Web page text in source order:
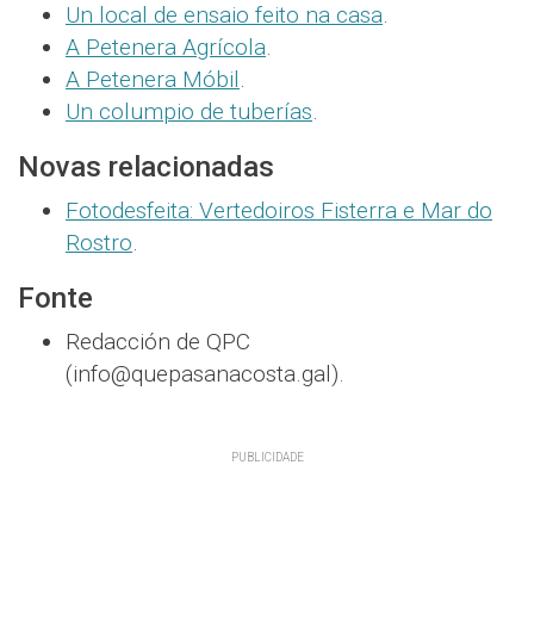
Un local de ensaio feito na casa.
A Petenera Agrícola.
A Petenera Móbil.
Un columpio de tuberías.
Novas relacionadas
Fotodesfeita: Vertedoiros Fisterra e Mar do
Rostro.
Fonte
Redacción de QPC
(info@quepasanacosta.gal).